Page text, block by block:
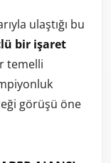
ulaştığı bu
bir işaret
temelli
görüşü öne